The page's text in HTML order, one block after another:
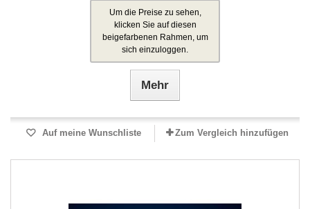
Um die Preise zu sehen,
klicken Sie auf diesen
beigefarbenen Rahmen, um
sich einzuloggen.
Mehr
Auf meine Wunschliste Zum Vergleich hinzufügen